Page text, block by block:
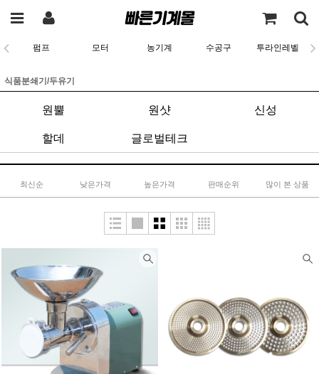
펌프 모터 농기계 수공구 투라인레벨
식품분쇄기/두유기
원뿔 원샷 신성
할데 글로벌테크
최신순 낮은가격 높은가격 판매순위 많이 본 상품